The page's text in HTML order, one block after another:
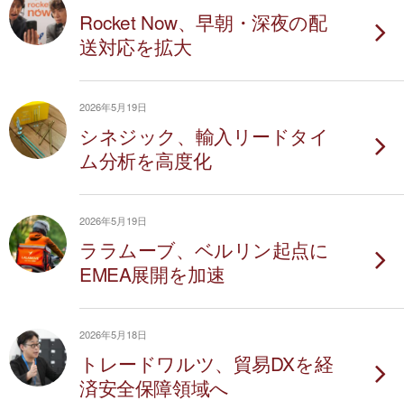
Rocket Now、早朝・深夜の配
送対応を拡大
2026年5月19日
シネジック、輸入リードタイ
ム分析を高度化
2026年5月19日
ララムーブ、ベルリン起点に
EMEA展開を加速
2026年5月18日
トレードワルツ、貿易DXを経
済安全保障領域へ